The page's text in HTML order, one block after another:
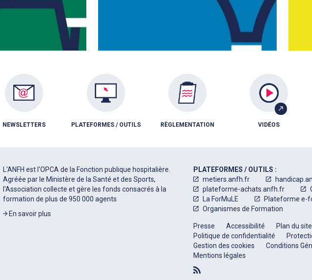
NEWSLETTERS PLATEFORMES / OUTILS RÈGLEMENTATION VIDÉOS
L'ANFH est l'OPCA de la Fonction publique hospitalière.
Agréée par le Ministère de la Santé et des Sports,
l'Association collecte et gère les fonds consacrés à la
formation de plus de 950 000 agents
En savoir plus
PLATEFORMES / OUTILS :
metiers.anfh.fr
plateforme-achats.anfh.fr
La ForMuLE
Plateforme e-
Organismes de Formation
Presse Accessibilité Plan du site
Politique de confidentialité
Gestion des cookies
Conditions
Mentions légales